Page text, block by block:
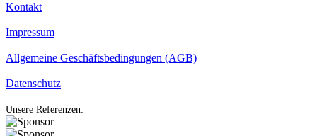
Kontakt
Impressum
Allgemeine Geschäftsbedingungen (AGB)
Datenschutz
Unsere Referenzen: